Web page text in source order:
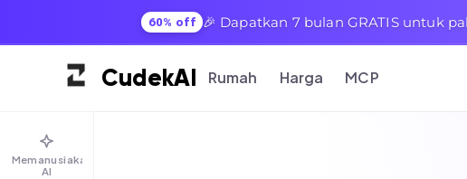
60% off 🎉 Dapatkan 7 bulan GRATIS untuk
CudekAI Rumah Harga MCP
Memanusiakan
AI